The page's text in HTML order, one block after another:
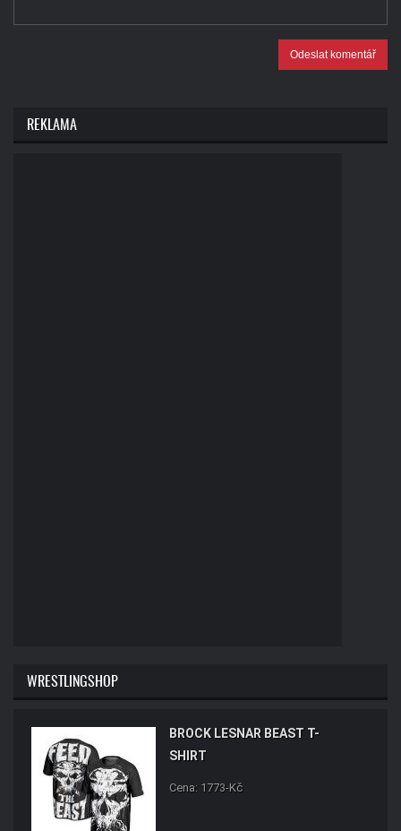
Odeslat komentář
REKLAMA
WRESTLINGSHOP
BROCK LESNAR BEAST T-
SHIRT
Cena: 1773-Kč